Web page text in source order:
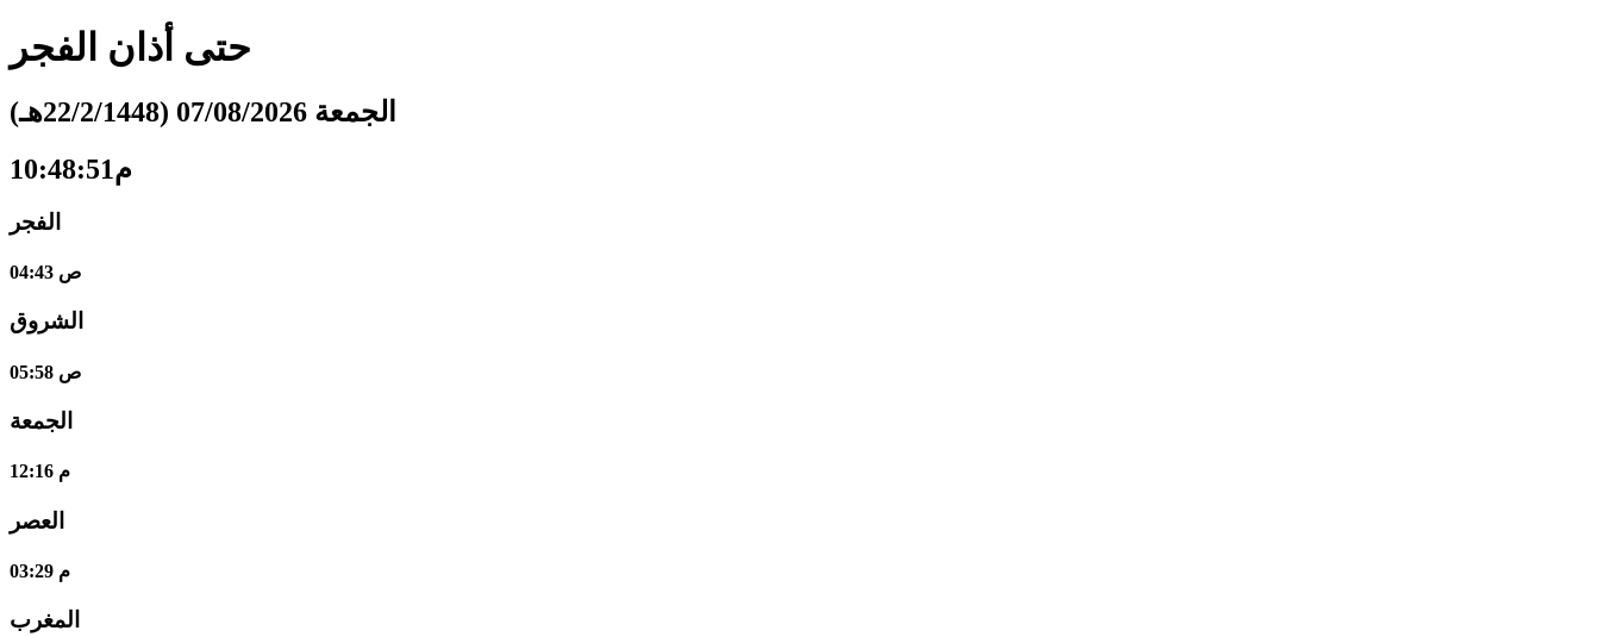
حتى أذان الفجر
الجمعة 07/08/2026 (22/2/1448هـ)
10:48:52م
الفجر
04:43 ص
الشروق
05:58 ص
الجمعة
12:16 م
العصر
03:29 م
المغرب